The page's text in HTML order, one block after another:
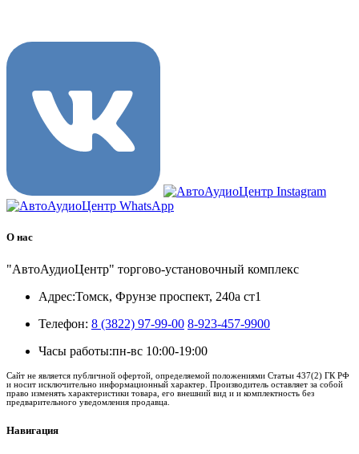
О нас
"АвтоАудиоЦентр" торгово-установочный комплекс
Адрес:Томск, Фрунзе проспект, 240а ст1
Телефон: 8 (3822) 97-99-00 8-923-457-9900
Часы работы:пн-вс 10:00-19:00
Сайт не является публичной офертой, определяемой положениями Статьи 437(2) ГК РФ
и носит исключительно информационный характер. Производитель оставляет за собой
право изменять характеристики товара, его внешний вид и и комплектность без
предварительного уведомления продавца.
Навигация